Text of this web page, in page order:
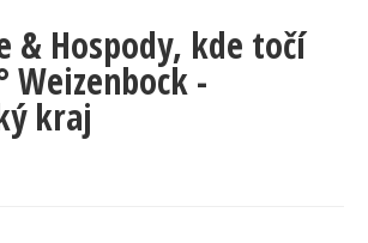
& Hospody, kde točí
Weizenbock -
kraj